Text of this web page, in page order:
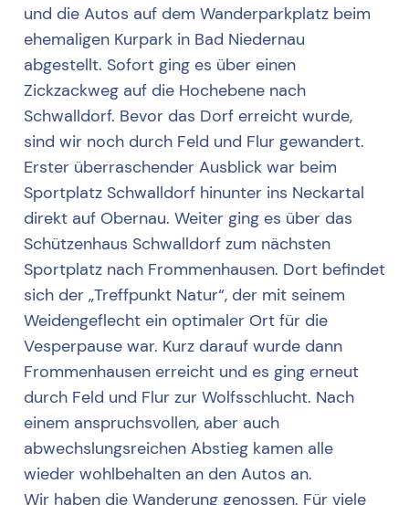
und die Autos auf dem Wanderparkplatz beim
ehemaligen Kurpark in Bad Niedernau
abgestellt. Sofort ging es über einen
Zickzackweg auf die Hochebene nach
Schwalldorf. Bevor das Dorf erreicht wurde,
sind wir noch durch Feld und Flur gewandert.
Erster überraschender Ausblick war beim
Sportplatz Schwalldorf hinunter ins Neckartal
direkt auf Obernau. Weiter ging es über das
Schützenhaus Schwalldorf zum nächsten
Sportplatz nach Frommenhausen. Dort befindet
sich der „Treffpunkt Natur“, der mit seinem
Weidengeflecht ein optimaler Ort für die
Vesperpause war. Kurz darauf wurde dann
Frommenhausen erreicht und es ging erneut
durch Feld und Flur zur Wolfsschlucht. Nach
einem anspruchsvollen, aber auch
abwechslungsreichen Abstieg kamen alle
wieder wohlbehalten an den Autos an.
Wir haben die Wanderung genossen. Für viele